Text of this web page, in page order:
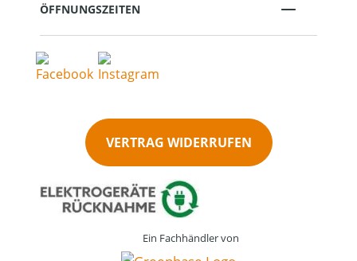
ÖFFNUNGSZEITEN
VERTRAG WIDERRUFEN
Ein Fachhändler von